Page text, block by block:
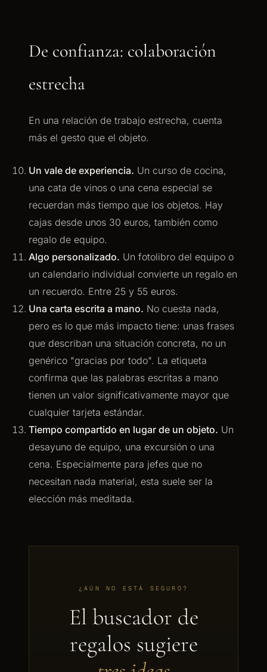
De confianza: colaboración
estrecha
En una relación de trabajo estrecha, cuenta
más el gesto que el objeto.
Un vale de experiencia. Un curso de cocina,
una cata de vinos o una cena especial se
recuerdan más tiempo que los objetos. Hay
cajas desde unos 30 euros, también como
regalo de equipo.
Algo personalizado. Un fotolibro del equipo o
un calendario individual convierte un regalo en
un recuerdo. Entre 25 y 55 euros.
Una carta escrita a mano. No cuesta nada,
pero es lo que más impacto tiene: unas frases
que describan una situación concreta, no un
genérico "gracias por todo". La etiqueta
confirma que las palabras escritas a mano
tienen un valor significativamente mayor que
cualquier tarjeta estándar.
Tiempo compartido en lugar de un objeto. Un
desayuno de equipo, una excursión o una
cena. Especialmente para jefes que no
necesitan nada material, esta suele ser la
elección más meditada.
¿AÚN NO ESTÁ SEGURO?
El buscador de
regalos sugiere